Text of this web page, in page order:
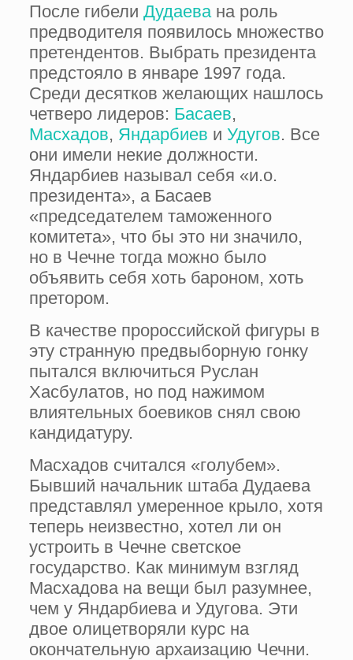
После гибели Дудаевана роль
предводителя появилось множество
претендентов. Выбрать президента
предстояло в январе 1997 года.
Среди десятков желающих нашлось
четверо лидеров: Басаев,
Масхадов, Яндарбиев и Удугов. Все
они имели некие должности.
Яндарбиев называл себя «и.о.
президента», а Басаев
«председателем таможенного
комитета», что бы это ни значило,
но в Чечне тогда можно было
объявить себя хоть бароном, хоть
претором.
В качестве пророссийской фигуры в
эту странную предвыборную гонку
пытался включиться Руслан
Хасбулатов, но под нажимом
влиятельных боевиков снял свою
кандидатуру.
Масхадов считался «голубем».
Бывший начальник штаба Дудаева
представлял умеренное крыло, хотя
теперь неизвестно, хотел ли он
устроить в Чечне светское
государство. Как минимум взгляд
Масхадова на вещи был разумнее,
чем у Яндарбиева и Удугова. Эти
двое олицетворяли курс на
окончательную архаизацию Чечни.